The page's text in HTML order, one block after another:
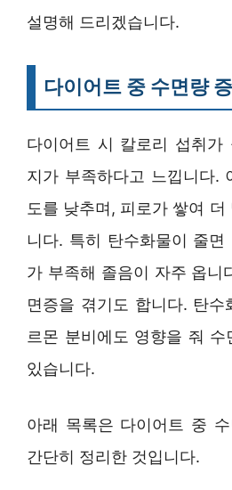
설명해 드리겠습니다.
다이어트 중 수면량
다이어트 시 칼로리 섭취가
지가 부족하다고 느낍니다.
도를 낮추며, 피로가 쌓여
니다. 특히 탄수화물이 줄
가 부족해 졸음이 자주 옵니
면증을 겪기도 합니다. 탄
르몬 분비에도 영향을 줘
있습니다.
아래 목록은 다이어트 중
간단히 정리한 것입니다.